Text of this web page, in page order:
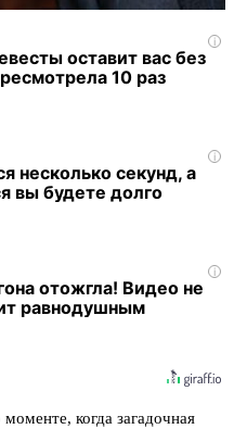
i
оставит вас без
10 раз
i
несколько секунд, а
вы будете долго
i
отожгла! Видео не
равнодушным
когда загадочная